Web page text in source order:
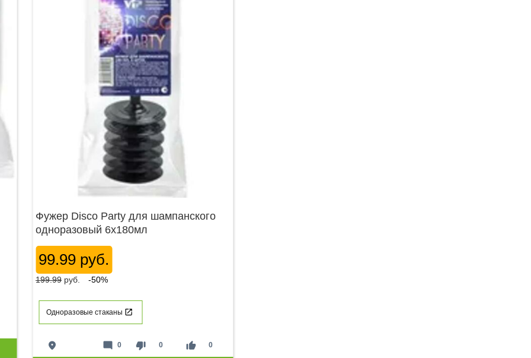
Фужер Disco Party для шампанского
одноразовый 6х180мл
99.99 руб.
199.99 руб. -50%
Одноразовые стаканы
place thumb_down 0 thumb_up 0
mode_comment 0